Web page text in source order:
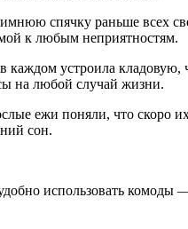
спячку раньше всех
к любым неприятностям.
устроила
на любой случай жизни.
ежи поняли, что
сон.
использовать